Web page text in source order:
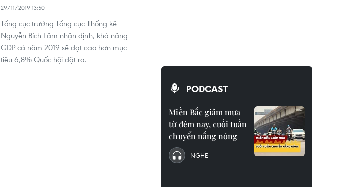
29/11/2019 13:50
Tổng cục trưởng Tổng cục Thống kê
Nguyễn Bích Lâm nhận định, khả năng
GDP cả năm 2019 sẽ đạt cao hơn mục
tiêu 6,8% Quốc hội đặt ra.
PODCAST
Miền Bắc giảm mưa
từ đêm nay, cuối tuần
chuyển nắng nóng
NGHE